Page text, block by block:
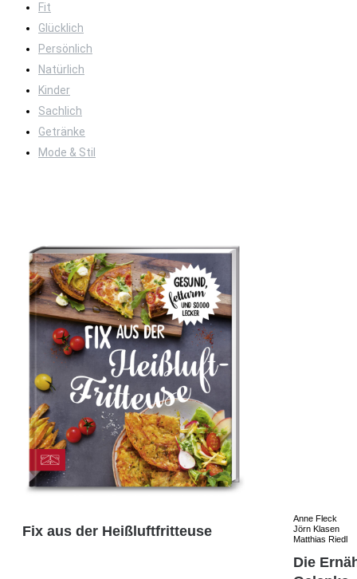
Fit
Glücklich
Persönlich
Natürlich
Kinder
Sachlich
Getränke
Mode & Stil
Fix aus der Heißluftfritteuse
Anne Fleck
Jörn Klasen
Matthias Riedl
Die